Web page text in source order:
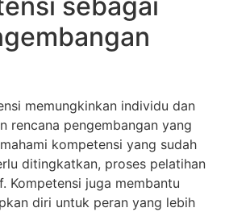
memungkinkan individu dan
rencana pengembangan yang
kompetensi yang sudah
ditingkatkan, proses pelatihan
Kompetensi juga membantu
diri untuk peran yang lebih